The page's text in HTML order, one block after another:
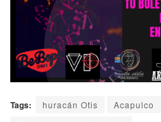
Tags: huracán Otis Acapulco